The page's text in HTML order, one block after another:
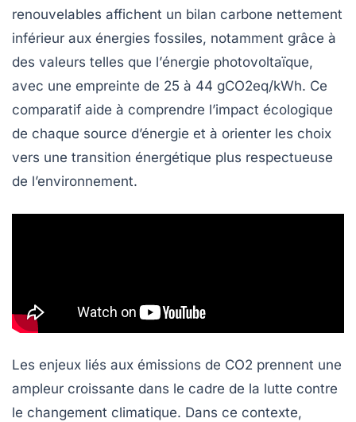
renouvelables affichent un bilan carbone nettement
inférieur aux énergies fossiles, notamment grâce à
des valeurs telles que l’énergie photovoltaïque,
avec une empreinte de 25 à 44 gCO2eq/kWh. Ce
comparatif aide à comprendre l’impact écologique
de chaque source d’énergie et à orienter les choix
vers une transition énergétique plus respectueuse
de l’environnement.
Les enjeux liés aux émissions de CO2 prennent une
ampleur croissante dans le cadre de la lutte contre
le changement climatique. Dans ce contexte,